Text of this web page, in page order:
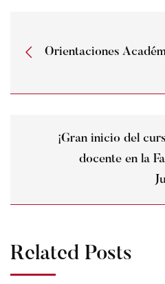
Orientaciones
¡Gran inicio del
docente en la
Related Posts